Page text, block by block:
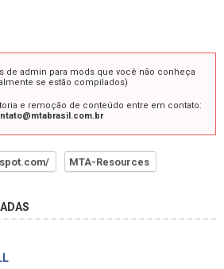
de admin para mods que você não conheça
se estão compilados)
e remoção de conteúdo entre em contato:
MTA-Resources